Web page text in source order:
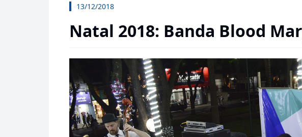
13/12/2018
Natal 2018: Banda Blood